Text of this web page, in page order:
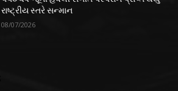
રાષ્ટ્રીય સ્તરે સન્માન
08/07/2026